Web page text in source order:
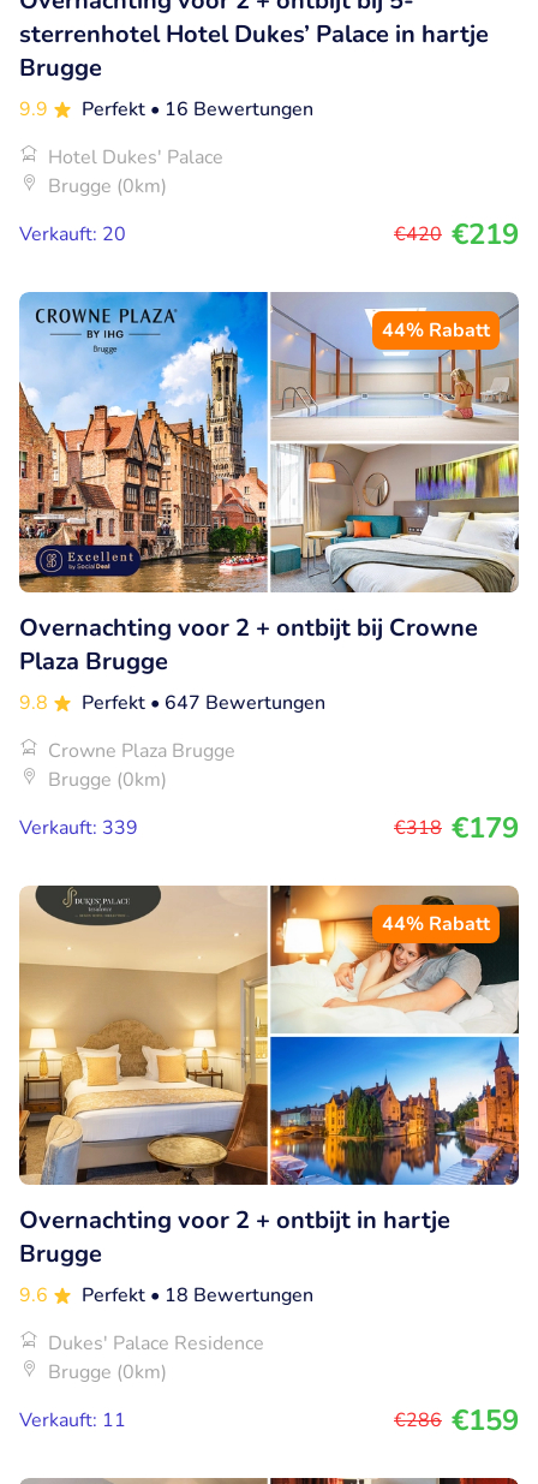
sterrenhotel Hotel Dukes’ Palace in hartje
Brugge
9.9 Perfekt • 16 Bewertungen
Hotel Dukes' Palace
Brugge (0km)
Verkauft: 20
€420 €219
44% Rabatt
Overnachting voor 2 + ontbijt bij Crowne
Plaza Brugge
9.8 Perfekt • 647 Bewertungen
Crowne Plaza Brugge
Brugge (0km)
Verkauft: 339
€318 €179
44% Rabatt
Overnachting voor 2 + ontbijt in hartje
Brugge
9.6 Perfekt • 18 Bewertungen
Dukes' Palace Residence
Brugge (0km)
Verkauft: 11
€286 €159